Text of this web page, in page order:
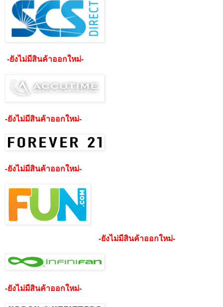
-ยังไม่มีสินค้าออกใหม่-
-ยังไม่มีสินค้าออกใหม่-
-ยังไม่มีสินค้าออกใหม่-
-ยังไม่มีสินค้าออกใหม่-
-ยังไม่มีสินค้าออกใหม่-